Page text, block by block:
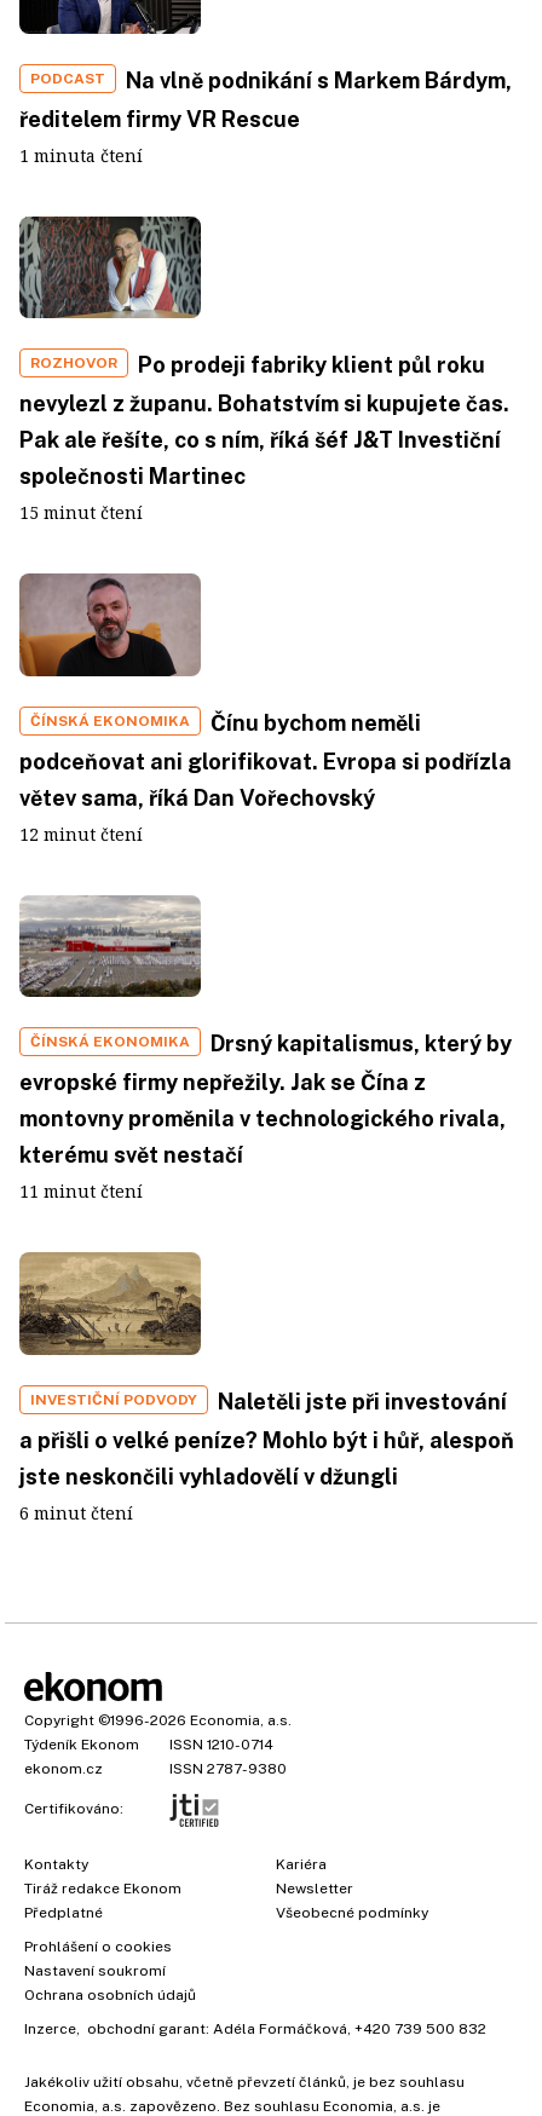
PODCAST
Na vlně podnikání s Markem Bárdym,
ředitelem firmy VR Rescue
1 minuta čtení
ROZHOVOR
Po prodeji fabriky klient půl roku
nevylezl z županu. Bohatstvím si kupujete čas.
Pak ale řešíte, co s ním, říká šéf J&T Investiční
společnosti Martinec
15 minut čtení
ČÍNSKÁ EKONOMIKA
Čínu bychom neměli
podceňovat ani glorifikovat. Evropa si podřízla
větev sama, říká Dan Vořechovský
12 minut čtení
ČÍNSKÁ EKONOMIKA
Drsný kapitalismus, který by
evropské firmy nepřežily. Jak se Čína z
montovny proměnila v technologického rivala,
kterému svět nestačí
11 minut čtení
INVESTIČNÍ PODVODY
Naletěli jste při investování
a přišli o velké peníze? Mohlo být i hůř, alespoň
jste neskončili vyhladovělí v džungli
6 minut čtení
Copyright ©1996-2026 Economia, a.s.
Týdeník Ekonom
ISSN 1210-0714
ekonom.cz
ISSN 2787-9380
Certifikováno:
Kontakty
Tiráž redakce Ekonom
Předplatné
Kariéra
Newsletter
Všeobecné podmínky
Prohlášení o cookies
Nastavení soukromí
Ochrana osobních údajů
Inzerce , obchodní garant: Adéla Formáčková +420 739 500 832
Jakékoliv užití obsahu, včetně převzetí článků, je bez souhlasu
Economia, a.s. zapovězeno. Bez souhlasu Economia, a.s. je